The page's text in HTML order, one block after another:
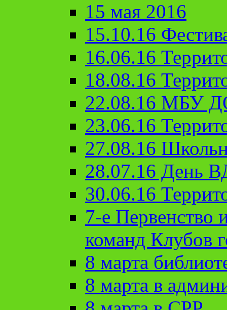
15 мая 2016
15.10.16
16.06.16
18.08.16
22.08.16 МБУ
23.06.16
27.08.16
28.07.16 День
30.06.16
7-е Первенство
команд Клубов
8 марта
8 марта в